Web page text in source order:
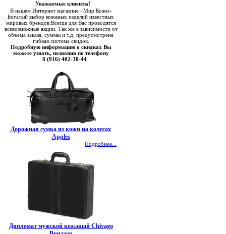
Уважаемые клиенты!
В нашем Интернет магазине «Мир Кожи»
Богатый выбор кожаных изделий известных
мировых брендов.Всегда для Вас проводятся
всевозможные акции. Так же в зависимости от
объема заказа, суммы и т.д. предусмотрена
гибкая система скидок.
Подробную информацию о скидках Вы
можете узнать, позвонив по телефону
8 (916) 402-30-44
Дорожная сумка из кожи на колесах
Apples
Подробнее...
Дипломат мужской кожаный Chivago